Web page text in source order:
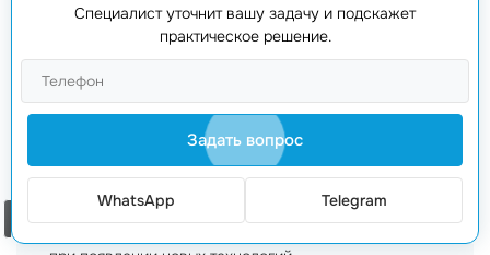
запишитесь на консультацию на нашем сайте
. Наши эксперты с 20-летним опытом
помогут вам подготовиться к инвестициям в
развить ваш потенциал!
Часто задаваемые вопросы
Когда лучше инвестировать в Web3?
Специалист уточнит вашу задачу и подскажет
практическое решение.
Задать вопрос
WhatsApp Telegram
Заказать звонок